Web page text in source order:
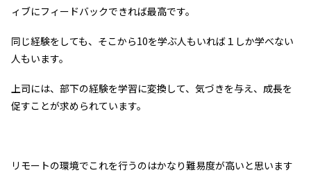
ィブにフィードバックできれば最高です。
同じ経験をしても、そこから10を学ぶ人もいれば１しか学べない
人もいます。
上司には、部下の経験を学習に変換して、気づきを与え、成長を
促すことが求められています。
リモートの環境でこれを行うのはかなり難易度が高いと思います